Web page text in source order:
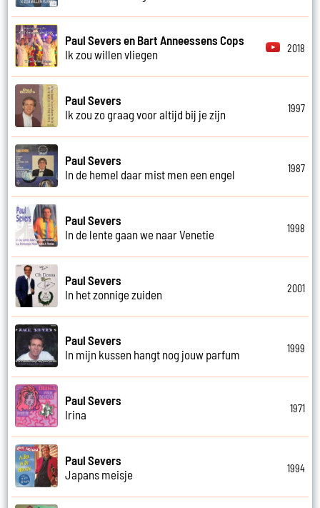
Paul Severs en Bart Anneessens Cops
Ik zou willen vliegen
2018
Paul Severs
Ik zou zo graag voor altijd bij je zijn
1997
Paul Severs
In de hemel daar mist men een engel
1987
Paul Severs
In de lente gaan we naar Venetie
1998
Paul Severs
In het zonnige zuiden
2001
Paul Severs
In mijn kussen hangt nog jouw parfum
1999
Paul Severs
Irina
1971
Paul Severs
Japans meisje
1994